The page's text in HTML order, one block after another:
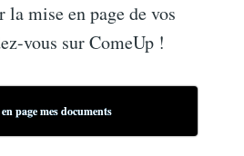
la mise en page de vos
vous sur ComeUp !
page mes documents